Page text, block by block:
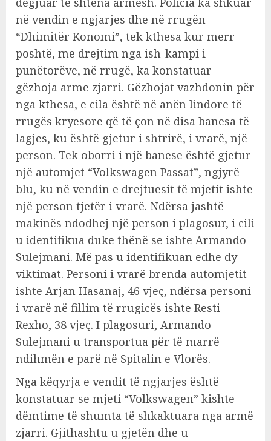
në vendin e ngjarjes dhe në rrugën
“Dhimitër Konomi”, tek kthesa kur merr
poshtë, me drejtim nga ish-kampi i
punëtorëve, në rrugë, ka konstatuar
gëzhoja arme zjarri. Gëzhojat vazhdonin për
nga kthesa, e cila është në anën lindore të
rrugës kryesore që të çon në disa banesa të
lagjes, ku është gjetur i shtrirë, i vrarë, një
person. Tek oborri i një banese është gjetur
një automjet “Volkswagen Passat”, ngjyrë
blu, ku në vendin e drejtuesit të mjetit ishte
një person tjetër i vrarë. Ndërsa jashtë
makinës ndodhej një person i plagosur, i cili
u identifikua duke thënë se ishte Armando
Sulejmani. Më pas u identifikuan edhe dy
viktimat. Personi i vrarë brenda automjetit
ishte Arjan Hasanaj, 46 vjeç, ndërsa personi
i vrarë në fillim të rrugicës ishte Resti
Rexho, 38 vjeç. I plagosuri, Armando
Sulejmani u transportua për të marrë
ndihmën e parë në Spitalin e Vlorës.
Nga këqyrja e vendit të ngjarjes është
konstatuar se mjeti “Volkswagen” kishte
dëmtime të shumta të shkaktuara nga armë
zjarri. Gjithashtu u gjetën dhe u